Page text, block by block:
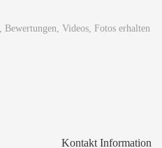
Videos, Fotos erhalten
Kontakt Information